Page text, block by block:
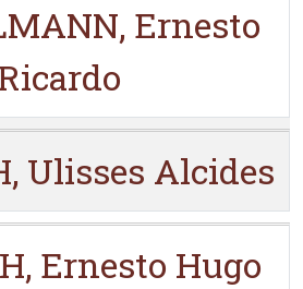
Ernesto
Ulisses Alcides
Ernesto Hugo